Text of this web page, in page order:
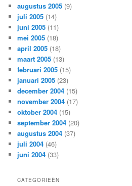
augustus 2005 (9)
juli 2005 (14)
juni 2005 (11)
mei 2005 (18)
april 2005 (18)
maart 2005 (13)
februari 2005 (15)
januari 2005 (23)
december 2004 (15)
november 2004 (17)
oktober 2004 (15)
september 2004 (20)
augustus 2004 (37)
juli 2004 (46)
juni 2004 (33)
CATEGORIEËN